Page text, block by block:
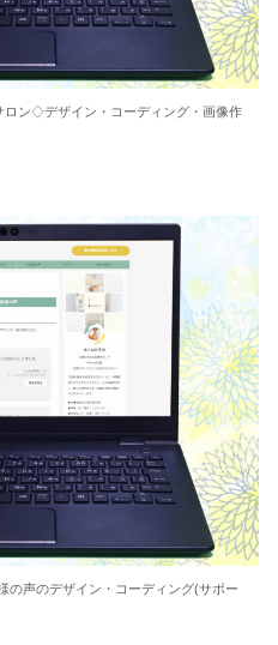
ロン◇デザイン・コーディング・画像作
声のデザイン・コーディング(サポー